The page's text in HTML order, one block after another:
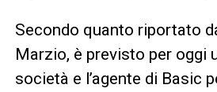
Secondo quanto riportato
Marzio, è previsto per oggi
società e l’agente di Basic